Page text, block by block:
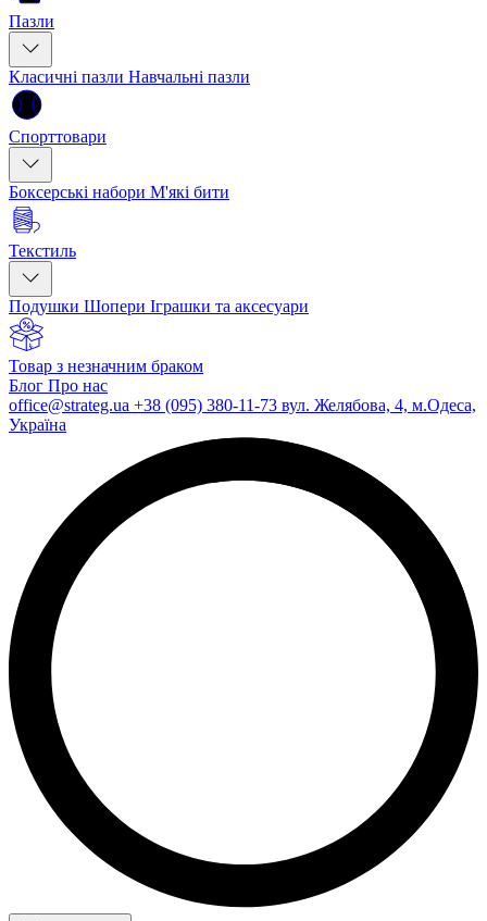
Пазли
Класичні пазли Навчальні пазли
Спорттовари
Боксерські набори М'які бити
Текстиль
Подушки Шопери Іграшки та аксесуари
Товар з незначним браком
Блог Про нас
office@strateg.ua +38 (095) 380-11-73 вул. Желябова, 4, м.Одеса,
Україна